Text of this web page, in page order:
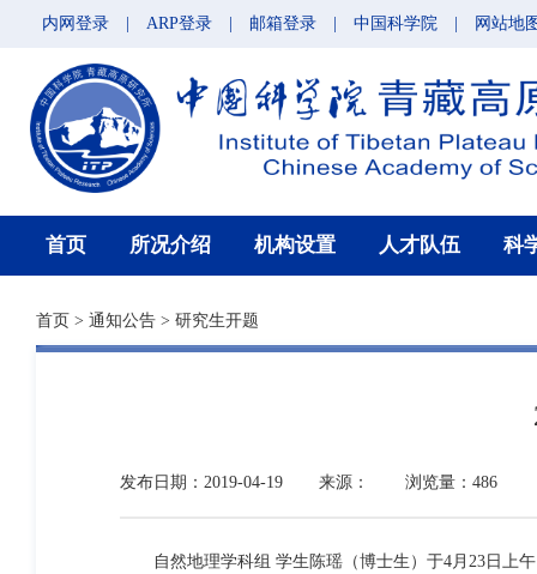
内网登录 ARP登录 邮箱登录 中国科学院 网站地
首页 所况介绍 机构设置 人才队伍 科
首页 > 通知公告 > 研究生开题
发布日期：2019-04-19 来源： 浏览量：486
自然地理学科组 学生陈瑶（博士生）于4月23日上午